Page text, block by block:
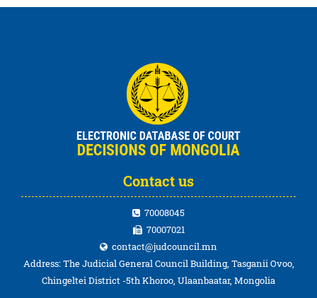
Contact us
70008045
70007021
contact@judcouncil.mn
Address: The Judicial General Council Building, Tasganii Ovoo,
Chingeltei District -5th Khoroo, Ulaanbaatar, Mongolia